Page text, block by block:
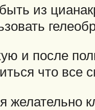
из
и после
что все
желательно